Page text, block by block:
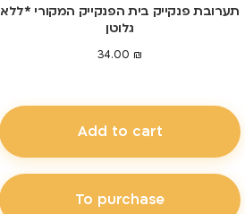
תערובת פנקייק בית הפנקייק המקורי *ללא
גלוטן
34.00 ₪
Add to cart
To purchase